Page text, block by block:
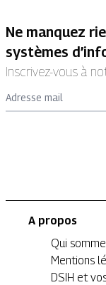
Ne manquez
systèmes
Inscrivez-vous à
Adresse mail
A propos
Qui
Mentions
DSIH et